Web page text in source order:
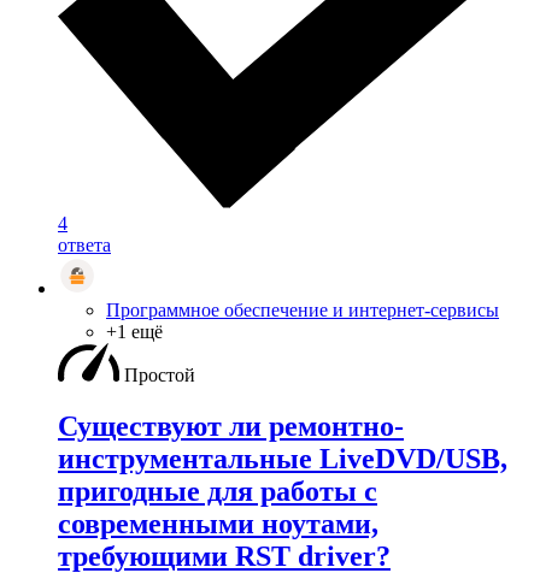
4
ответа
Программное обеспечение и интернет-сервисы
+1 ещё
Простой
Существуют ли ремонтно-
инструментальные LiveDVD/USB,
пригодные для работы с
современными ноутами,
требующими RST driver?